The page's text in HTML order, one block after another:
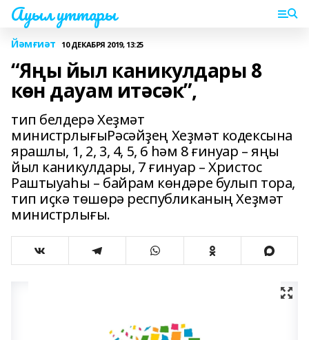
Ауыл уттары
Йәмғиәт 10 ДЕКАБРЯ 2019, 13:25
“Яңы йыл каникулдары 8
көн дауам итәсәк”,
тип белдерә Хеҙмәт
министрлығыРәсәйҙең Хеҙмәт кодексына
ярашлы, 1, 2, 3, 4, 5, 6 һәм 8 ғинуар – яңы
йыл каникулдары, 7 ғинуар – Христос
Раштыуаһы – байрам көндәре булып тора,
тип иҫкә төшөрә республиканың Хеҙмәт
министрлығы.